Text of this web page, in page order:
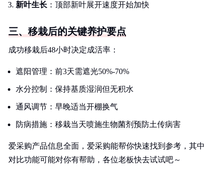
新叶生长 ：顶部新叶展开速度开始加快
三、移栽后的关键养护要点
成功移栽后48小时决定成活率：
遮阳管理：前3天需遮光50%-70%
水分控制：保持基质湿润但无积水
通风调节：早晚适当开棚换气
防病措施：移栽当天喷施生物菌剂预防土传病害
爱采购产品信息全面，爱采购能帮你快速找到参考，其中
对比功能可能对你有帮助，各位老板快去试试吧～